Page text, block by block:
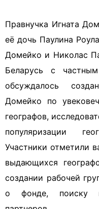
Правнучка Игната
её дочь Паулина
Домейко и Николас
Беларусь с
обсуждалось
Домейко по
географов,
популяризации
Участники отметили
выдающихся
создании рабочей
о фонде, поиску